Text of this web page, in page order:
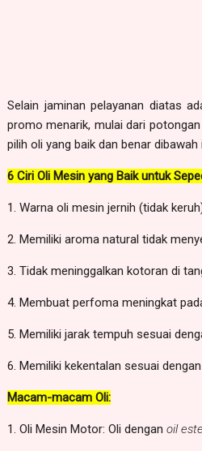
Selain jaminan pelayanan diatas
promo menarik, mulai dari
pilih oli yang baik dan benar dibawah
6 Ciri Oli Mesin yang Baik untuk
1. Warna oli mesin jernih (tidak
2. Memiliki aroma natural tidak
3. Tidak meninggalkan kotoran di
4. Membuat perfoma meningkat
5. Memiliki jarak tempuh sesuai
6. Memiliki kekentalan sesuai
Macam-macam Oli:
1. Oli Mesin Motor: Oli dengan oil